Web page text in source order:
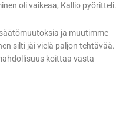
oli vaikeaa, Kallio pyöritteli.
ja muutimme
silti jäi vielä paljon tehtävää.
koittaa vasta